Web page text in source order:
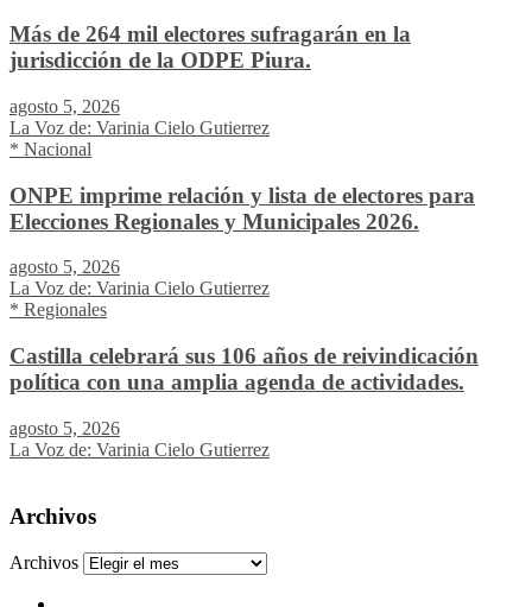
Más de 264 mil electores sufragarán en la
jurisdicción de la ODPE Piura.
agosto 5, 2026
La Voz de: Varinia Cielo Gutierrez
* Nacional
ONPE imprime relación y lista de electores para
Elecciones Regionales y Municipales 2026.
agosto 5, 2026
La Voz de: Varinia Cielo Gutierrez
* Regionales
Castilla celebrará sus 106 años de reivindicación
política con una amplia agenda de actividades.
agosto 5, 2026
La Voz de: Varinia Cielo Gutierrez
Archivos
Archivos